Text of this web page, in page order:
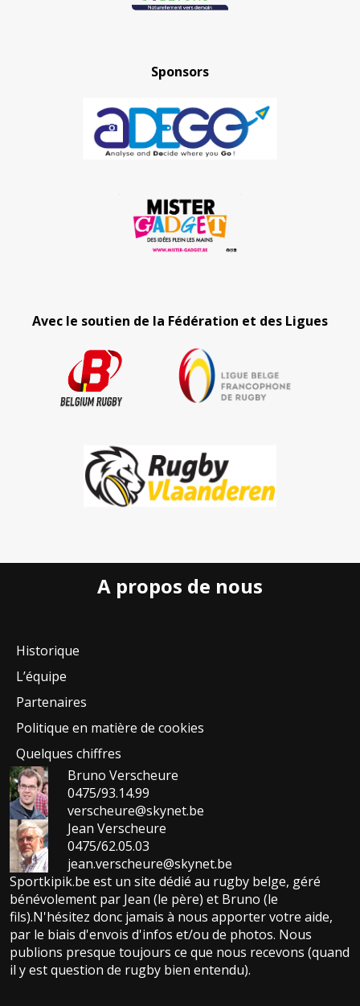
Sponsors
Avec le soutien de la Fédération et des Ligues
A propos de nous
Historique
L’équipe
Partenaires
Politique en matière de cookies
Quelques chiffres
Bruno Verscheure
0475/93.14.99
verscheure@skynet.be
Jean Verscheure
0475/62.05.03
jean.verscheure@skynet.be
Sportkipik.be est un site dédié au rugby belge, géré
bénévolement par Jean (le père) et Bruno (le
fils).N'hésitez donc jamais à nous apporter votre aide,
par le biais d'envois d'infos et/ou de photos. Nous
publions presque toujours ce que nous recevons (quand
il y est question de rugby bien entendu).